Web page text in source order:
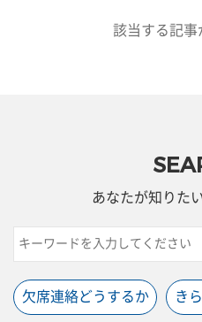
該当する記
あなたが知りた
欠席連絡どうするか き